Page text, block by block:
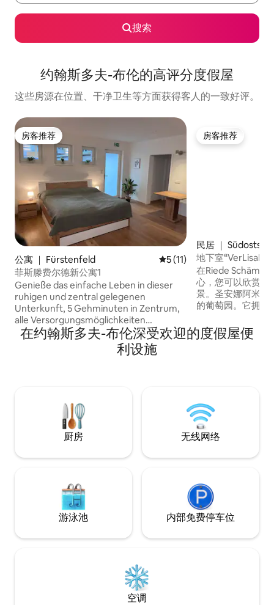
搜索
约翰斯多夫-布伦的高评分度假屋
这些房源在位置、干净卫生等方面获得客人的一致好评。
房客推荐
房客推荐
公寓 ｜ Fürstenfeld 平均评分 5 分（满分 5 分）
5 (11)
菲斯滕费尔德新公寓1
Genieße das einfache Leben in dieser
ruhigen und zentral gelegenen
Unterkunft, 5 Gehminuten in Zentrum,
alle Versorgungsmöglichkeiten
vorhanden, nähe Stadthalle, Park vor der
Unterkunft Zusatzkosten bei der
Anreise vor Ort zu bezahlen: Ortstaxe €
房客推荐
房客推荐
民居 ｜
地下室
在Riede
心，您可以欣赏到
景。圣安娜阿米根
的葡萄园。它拥有
胜地。它有一间卧
4人使用的厨房。
在约翰斯多夫-布伦深受欢迎的度假屋便
利设施
厨房 无线网络
游泳池 内部免费停车位
空调